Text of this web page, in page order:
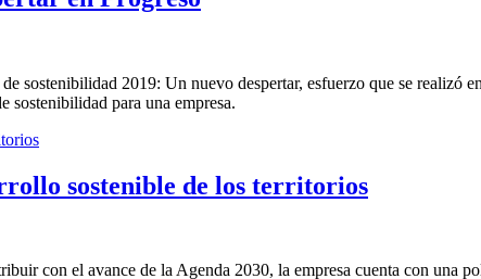
sostenibilidad 2019: Un nuevo despertar, esfuerzo que se realizó
sostenibilidad para una empresa.
sostenible de los territorios
con el avance de la Agenda 2030, la empresa cuenta con una